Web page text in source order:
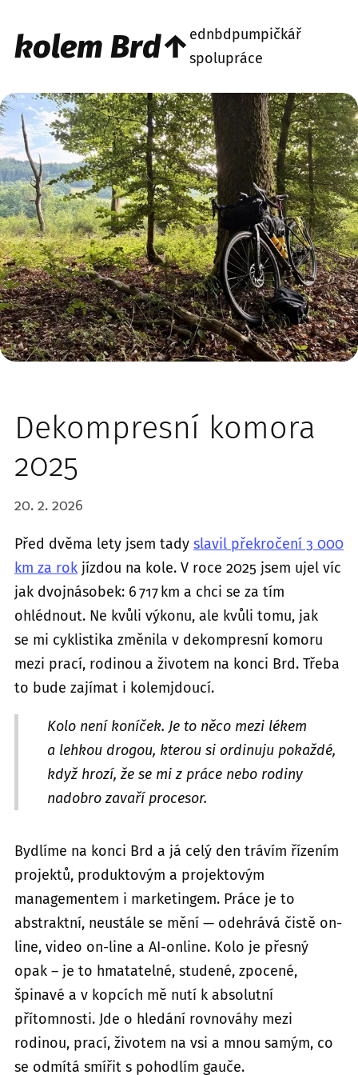
kolem Brd↑ ednbdpumpičkář
spolupráce
Dekompresní komora
2025
20. 2. 2026
Před dvěma lety jsem tady slavil překročení 3 000
km za rok jízdou na kole. V roce 2025 jsem ujel víc
jak dvojnásobek: 6 717 km a chci se za tím
ohlédnout. Ne kvůli výkonu, ale kvůli tomu, jak
se mi cyklistika změnila v dekompresní komoru
mezi prací, rodinou a životem na konci Brd. Třeba
to bude zajímat i kolemjdoucí.
Kolo není koníček. Je to něco mezi lékem
a lehkou drogou, kterou si ordinuju pokaždé,
když hrozí, že se mi z práce nebo rodiny
nadobro zavaří procesor.
Bydlíme na konci Brd a já celý den trávím řízením
projektů, produktovým a projektovým
managementem i marketingem. Práce je to
abstraktní, neustále se mění — odehrává čistě on-
line, video on-line a AI-online. Kolo je přesný
opak – je to hmatatelné, studené, zpocené,
špinavé a v kopcích mě nutí k absolutní
přítomnosti. Jde o hledání rovnováhy mezi
rodinou, prací, životem na vsi a mnou samým, co
se odmítá smířit s pohodlím gauče.